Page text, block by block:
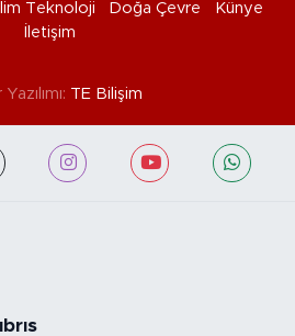
Teknoloji Doğa Çevre
Künye
İletişim
TE Bilişim